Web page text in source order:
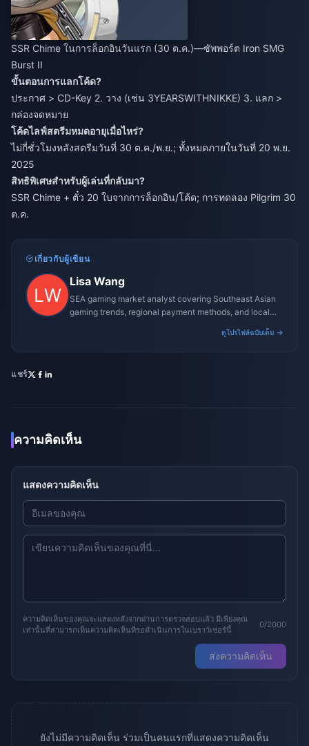
SSR Chime ในการล็อกอินวันแรก (30 ต.ค.)—ซัพพอร์ต Iron SMG
Burst II
ขั้นตอนการแลกโค้ด?
ประกาศ > CD-Key 2. วาง (เช่น 3YEARSWITHNIKKE) 3. แลก >
กล่องจดหมาย
โค้ดไลฟ์สตรีมหมดอายุเมื่อไหร่?
ไม่กี่ชั่วโมงหลังสตรีมวันที่ 30 ต.ค./พ.ย.; ทั้งหมดภายในวันที่ 20 พ.ย.
2025
สิทธิพิเศษสำหรับผู้เล่นที่กลับมา?
SSR Chime + ตั๋ว 20 ใบจากการล็อกอิน/โค้ด; การทดลอง Pilgrim 30
ต.ค.
เกี่ยวกับผู้เขียน
Lisa Wang
SEA gaming market analyst covering Southeast Asian
gaming trends, regional payment methods, and local
ดูโปรไฟล์ฉบับเต็ม →
แชร์
ความคิดเห็น
แสดงความคิดเห็น
ความคิดเห็นของคุณจะแสดงหลังจากผ่านการตรวจสอบแล้ว มีเพียงคุณ
เท่านั้นที่สามารถเห็นความคิดเห็นที่รอดำเนินการในเบราว์เซอร์นี้
0/2000
ส่งความคิดเห็น
ยังไม่มีความคิดเห็น ร่วมเป็นคนแรกที่แสดงความคิดเห็น